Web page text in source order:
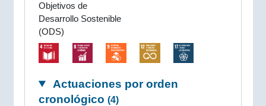
Objetivos de
Desarrollo Sostenible
(ODS)
Actuaciones por orden
cronológico (4)